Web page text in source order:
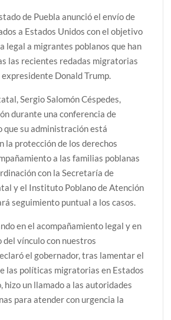
de Puebla anunció el envío de
a Estados Unidos con el objetivo
legal a migrantes poblanos que han
las recientes redadas migratorias
Donald Trump.
Sergio Salomón Céspedes,
durante una conferencia de
que su administración está
la protección de los derechos
a las familias poblanas
con la Secretaría de
y el Instituto Poblano de Atención
seguimiento puntual a los casos.
en el acompañamiento legal y en
vínculo con nuestros
el gobernador, tras lamentar el
las políticas migratorias en Estados
hizo un llamado a las autoridades
para atender con urgencia la